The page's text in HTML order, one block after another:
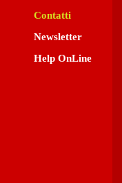
Contatti
Newsletter
Help OnLine